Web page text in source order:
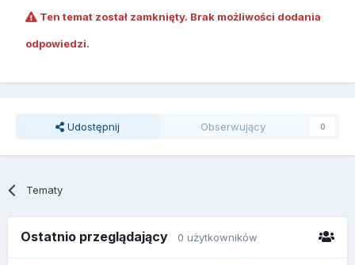
Ten temat został zamknięty. Brak możliwości dodania
odpowiedzi.
Udostępnij Obserwujący 0
Tematy
Ostatnio przeglądający 0 użytkowników